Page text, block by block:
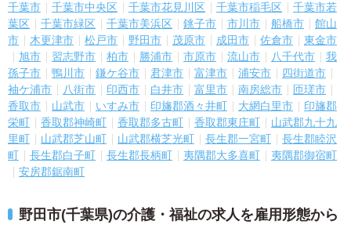
千葉市 千葉市中央区 千葉市花見川区 千葉市稲毛区
千葉市若
葉区
千葉市緑区 千葉市美浜区 銚子市 市川市 船橋市
館山
市
木更津市 松戸市 野田市 茂原市 成田市 佐倉市
東金市
旭市
習志野市 柏市 勝浦市 市原市 流山市 八千代市
我
孫子市
鴨川市 鎌ケ谷市 君津市 富津市 浦安市
四街道市
袖ケ浦市
八街市 印西市 白井市 富里市 南房総市
匝瑳市
香取市
山武市 いすみ市 印旛郡酒々井町 大網白里市
印旛郡
栄町
香取郡神崎町 香取郡多古町 香取郡東庄町
山武郡九十九
里町
山武郡芝山町 山武郡横芝光町 長生郡一宮町
長生郡睦沢
町
長生郡白子町 長生郡長柄町 夷隅郡大多喜町
夷隅郡御宿町
安房郡鋸南町
野田市(千葉県)の介護・福祉の求人を雇用形態から